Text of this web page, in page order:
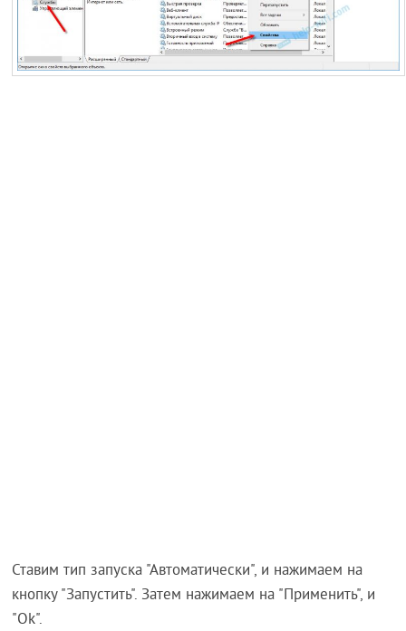
Ставим тип запуска "Автоматически", и нажимаем на
кнопку "Запустить". Затем нажимаем на "Применить", и
"Ok".